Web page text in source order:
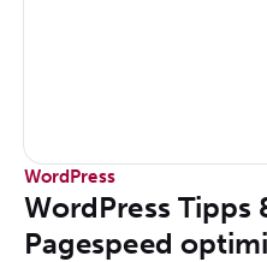
WordPress
WordPress Tipps
Pagespeed